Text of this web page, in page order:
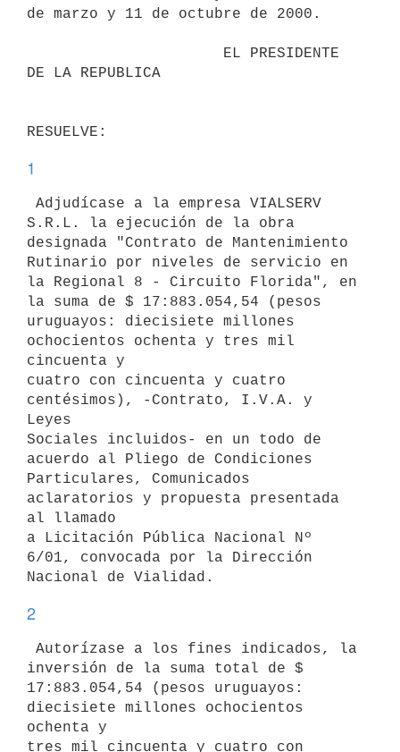
de marzo y 11 de octubre de 2000.
DE LA REPUBLICA
1
S.R.L. la ejecución de la obra
designada "Contrato de Mantenimiento
Rutinario por niveles de servicio en
la Regional 8 - Circuito Florida", en
la suma de $ 17:883.054,54 (pesos
uruguayos: diecisiete millones
ochocientos ochenta y tres mil
cincuenta y
cuatro con cincuenta y cuatro
centésimos), -Contrato, I.V.A. y
Leyes
Sociales incluidos- en un todo de
acuerdo al Pliego de Condiciones
Particulares, Comunicados
aclaratorios y propuesta presentada
al llamado
a Licitación Pública Nacional Nº
6/01, convocada por la Dirección
2
inversión de la suma total de $
17:883.054,54 (pesos uruguayos:
diecisiete millones ochocientos
ochenta y
tres mil cincuenta y cuatro con